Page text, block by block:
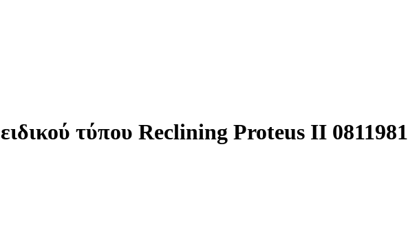
τύπου Reclining Proteus II 0811981